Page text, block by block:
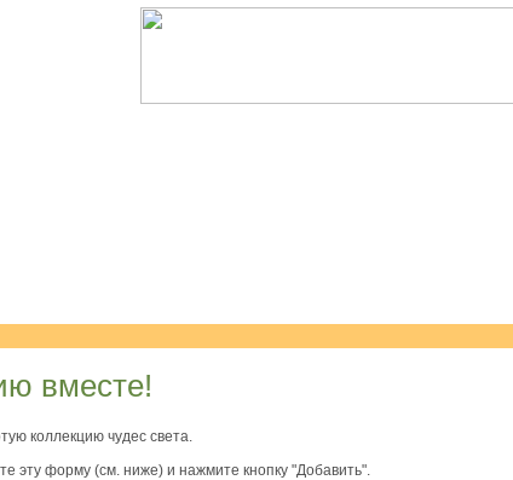
вместе!
коллекцию чудес света.
эту форму (см. ниже) и нажмите кнопку "Добавить".